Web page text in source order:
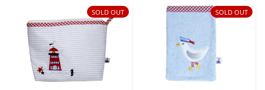
SOLD OUT SOLD OUT